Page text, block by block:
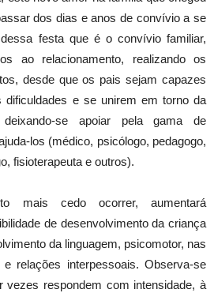
dos dias e anos de convívio a se
festa que é o convívio familiar,
ao relacionamento, realizando os
desde que os pais sejam capazes
dificuldades e se unirem em torno da
se apoiar pela gama de
los (médico, psicólogo, pedagogo,
fisioterapeuta e outros).
mais cedo ocorrer, aumentará
de desenvolvimento da criança
da linguagem, psicomotor, nas
relações interpessoais. Observa-se
vezes respondem com intensidade, à